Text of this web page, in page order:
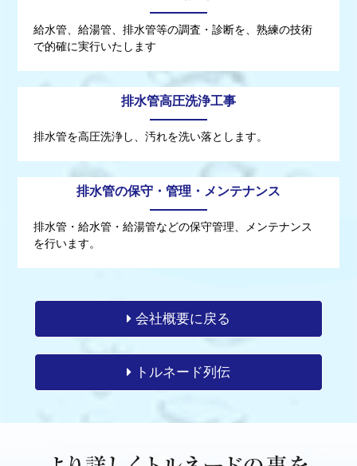
給水管、給湯管、排水管等の調査・診断を、熟練の技術
で的確に実行いたします
排水管高圧洗浄工事
排水管を高圧洗浄し、汚れを洗い落とします。
排水管の保守・管理・メンテナンス
排水管・給水管・給湯管などの保守管理、メンテナンス
を行います。
会社概要に戻る
トルネード列伝